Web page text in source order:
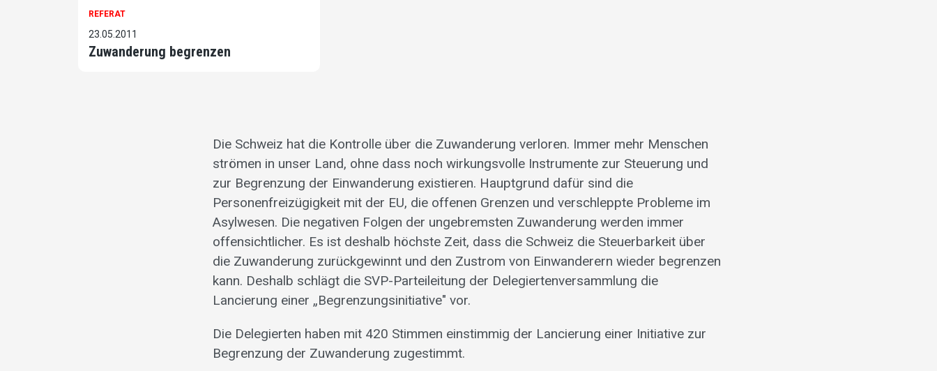
REFERAT
23.05.2011
Zuwanderung begrenzen
Die Schweiz hat die Kontrolle über die Zuwanderung verloren. Immer mehr Menschen
strömen in unser Land, ohne dass noch wirkungsvolle Instrumente zur Steuerung und
zur Begrenzung der Einwanderung existieren. Hauptgrund dafür sind die
Personenfreizügigkeit mit der EU, die offenen Grenzen und verschleppte Probleme im
Asylwesen. Die negativen Folgen der ungebremsten Zuwanderung werden immer
offensichtlicher. Es ist deshalb höchste Zeit, dass die Schweiz die Steuerbarkeit über
die Zuwanderung zurückgewinnt und den Zustrom von Einwanderern wieder begrenzen
kann. Deshalb schlägt die SVP-Parteileitung der Delegiertenversammlung die
Lancierung einer „Begrenzungsinitiative" vor.
Die Delegierten haben mit 420 Stimmen einstimmig der Lancierung einer Initiative zur
Begrenzung der Zuwanderung zugestimmt.